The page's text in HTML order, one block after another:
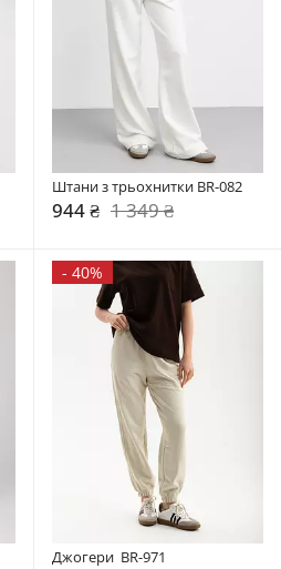
Штани з трьохнитки BR-082
944 ₴ 1 349 ₴
- 40%
Джогери  BR-971